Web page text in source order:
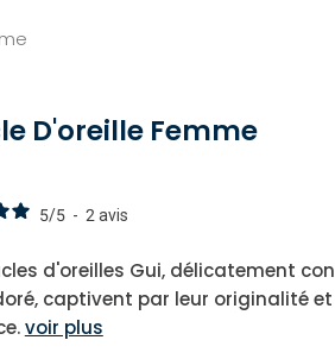
D'oreille Femme
5/5 - 2 avis
d'oreilles Gui, délicatement
captivent par leur originalité et
voir plus